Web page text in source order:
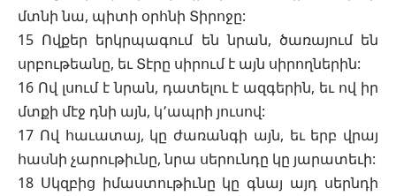
մտնի նա, պիտի օրհնի Տիրոջը:
15 Ովքեր երկրպագում են նրան, ծառայում են
սրբութեանը, եւ Տէրը սիրում է այն սիրողներին:
16 Ով լսում է նրան, դատելու է ազգերին, եւ ով իր
մտքի մէջ դնի այն, կ՚ապրի յուսով:
17 Ով հաւատայ, կը ժառանգի այն, եւ երբ վրայ
հասնի չարութիւնը, նրա սերունդը կը յարատեւի:
18 Սկզբից իմաստութիւնը կը գնայ այդ սերնդի